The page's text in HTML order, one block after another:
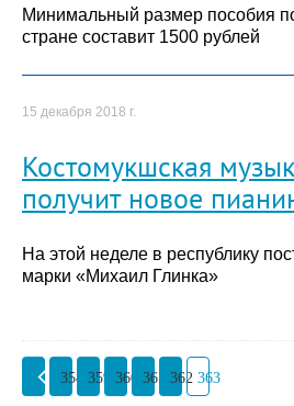
Минимальный размер пособия
стране составит 1500 рублей
15 декабря 2018 г.
Костомукшская
получит новое
На этой неделе в республику
марки «Михаил Глинка»
358 359 360 361 362 363